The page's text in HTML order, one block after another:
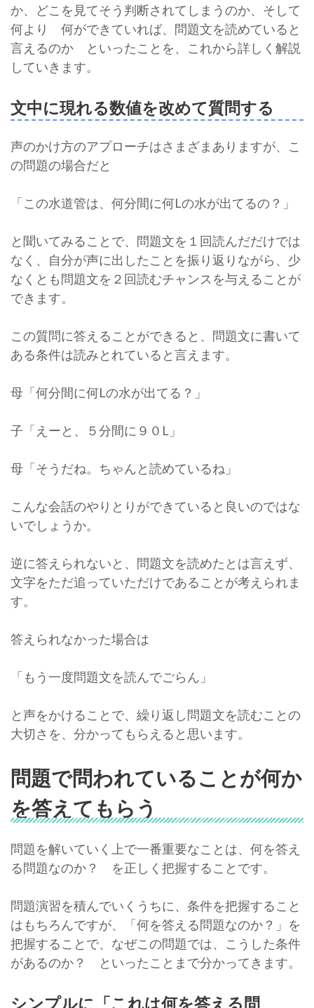
か、どこを見てそう判断されてしまうのか、そして
何より 何ができていれば、問題文を読めていると
言えるのか といったことを、これから詳しく解説
していきます。
文中に現れる数値を改めて質問する
声のかけ方のアプローチはさまざまありますが、こ
の問題の場合だと
「この水道管は、何分間に何Lの水が出てるの？」
と聞いてみることで、問題文を１回読んだだけでは
なく、自分が声に出したことを振り返りながら、少
なくとも問題文を２回読むチャンスを与えることが
できます。
この質問に答えることができると、問題文に書いて
ある条件は読みとれていると言えます。
母「何分間に何Lの水が出てる？」
子「えーと、５分間に９０L」
母「そうだね。ちゃんと読めているね」
こんな会話のやりとりができていると良いのではな
いでしょうか。
逆に答えられないと、問題文を読めたとは言えず、
文字をただ追っていただけであることが考えられま
す。
答えられなかった場合は
「もう一度問題文を読んでごらん」
と声をかけることで、繰り返し問題文を読むことの
大切さを、分かってもらえると思います。
問題で問われていることが何か
を答えてもらう
問題を解いていく上で一番重要なことは、何を答え
る問題なのか？ を正しく把握することです。
問題演習を積んでいくうちに、条件を把握すること
はもちろんですが、「何を答える問題なのか？」を
把握することで、なぜこの問題では、こうした条件
があるのか？ といったことまで分かってきます。
シンプルに「これは何を答える問